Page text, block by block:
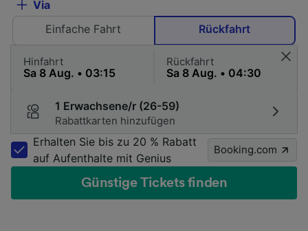
Via
Einfache Fahrt
Rückfahrt
Hinfahrt Rückfahrt
1 Erwachsene/r (26-59)
Rabattkarten hinzufügen
Erhalten Sie bis zu 20 % Rabatt
auf Aufenthalte mit Genius
Booking.com
Günstige Tickets finden